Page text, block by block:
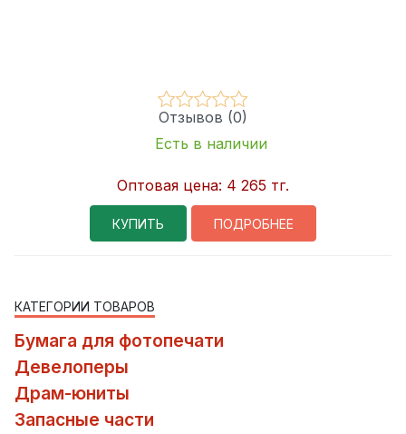
Отзывов (0)
Есть в наличии
Оптовая цена: 4 265 тг.
КУПИТЬ ПОДРОБНЕЕ
КАТЕГОРИИ ТОВАРОВ
Бумага для фотопечати
Девелоперы
Драм-юниты
Запасные части